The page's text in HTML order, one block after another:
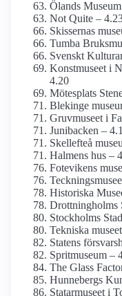
Ölands
Not Quite –
Skissernas
Tumba
Svenskt
Konstmuseet i
4.20
Mötesplats
Blekinge
Gruvmuseet i
Junibacken –
Skellefteå
Halmens hus –
Fotevikens
Historiska
Drottning­holms
Stockholms
Tekniska
Statens
Spritmuseum –
The Glass
Hunnebergs
Statarmuseet i